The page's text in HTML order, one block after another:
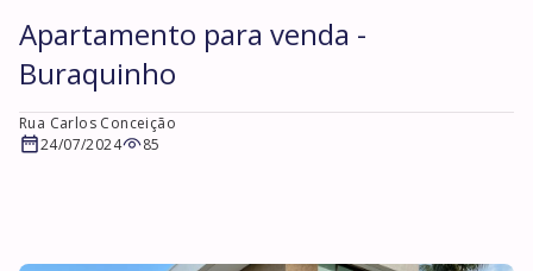
Apartamento para venda -
Buraquinho
Rua Carlos Conceição
24/07/2024
85